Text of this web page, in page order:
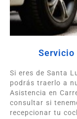
Servicio
Si eres de Santa
podrás traerlo a
Asistencia en
consultar si
recepcionar tu